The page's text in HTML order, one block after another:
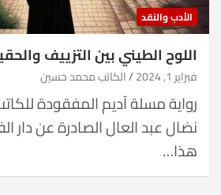
الأدب والنقد
اللوح الطيني بين التزييف
فبراير 1, 2024 الكاتب محمد حسين
رواية مسلة آديم المفقودة
نضال عبد العال الصادرة عن دار
هذا…